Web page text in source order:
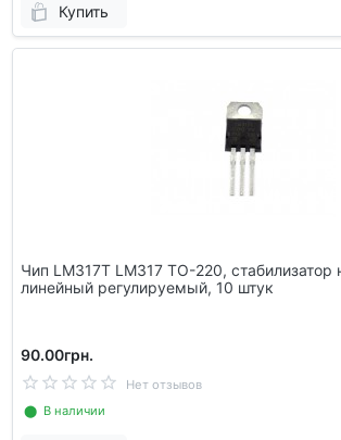
Купить
Чип LM317T LM317 TO-220, стабилизатор
линейный регулируемый, 10 штук
90.00грн.
Нет отзывов
⬤ В наличии